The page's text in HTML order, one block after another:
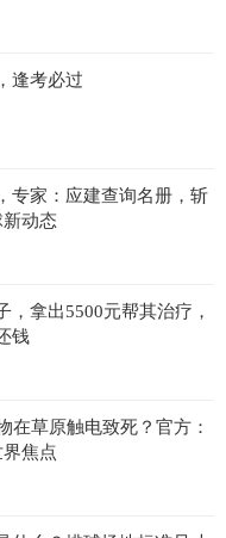
逢考必过
专家：应建查询名册，斩
动态
，拿出5500元帮其治疗，
钱
在草原触电致死？官方：
焦点